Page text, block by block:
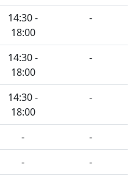
14:30 -
18:00
-
14:30 -
18:00
-
14:30 -
18:00
-
-
-
- -